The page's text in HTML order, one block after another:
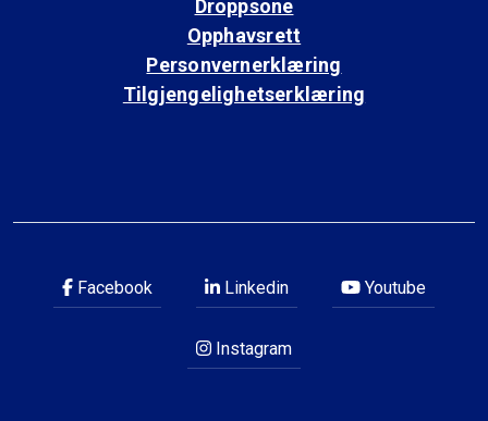
Droppsone
Opphavsrett
Personvernerklæring
Tilgjengelighetserklæring
Facebook Linkedin Youtube
Instagram